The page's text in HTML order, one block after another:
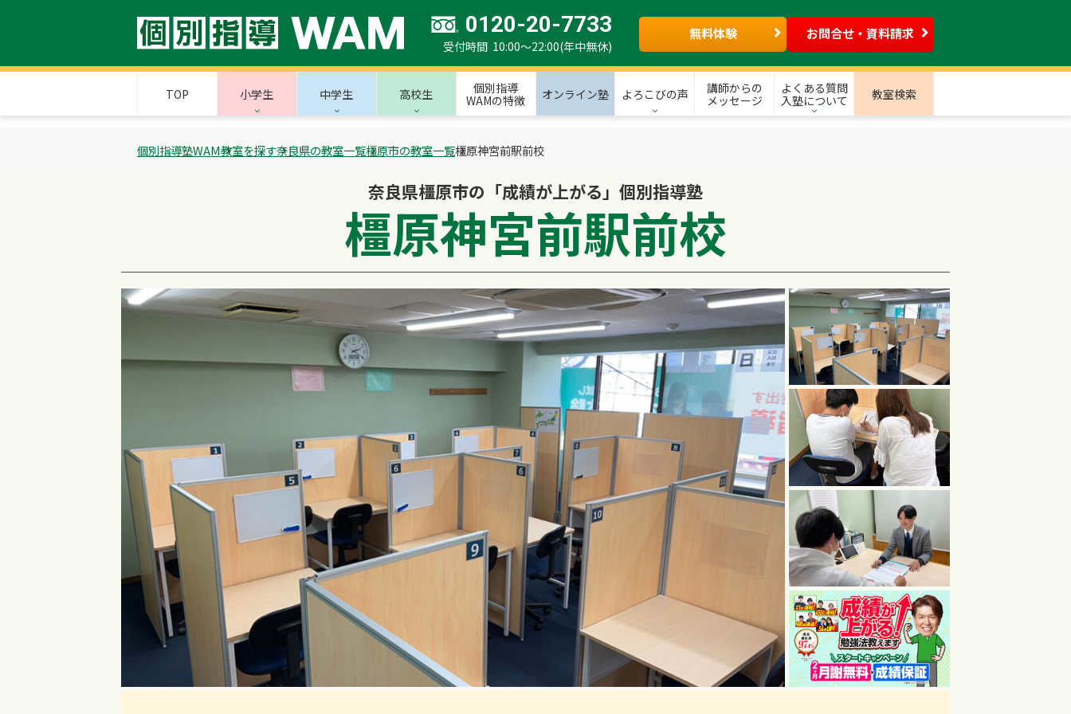
0120-20-7733
受付時間 10:00～22:00(年中無休)
無料体験 お問合せ・資料請求
TOP 小学生 中学生 高校生
個別指導
WAMの特徴
オンライン塾 よろこびの声
講師からの
メッセージ
よくある質問
入塾について
教室検索
個別指導塾WAM教室を探す奈良県の教室一覧橿原市の教室一覧橿原神宮前駅前校
奈良県橿原市の「成績が上がる」個別指導塾
橿原神宮前駅前校